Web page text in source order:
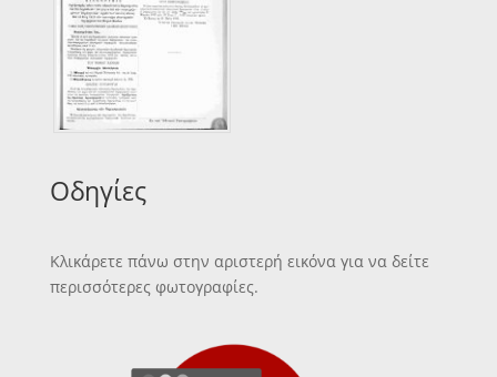
Οδηγίες
Κλικάρετε πάνω στην αριστερή εικόνα για να δείτε
περισσότερες φωτογραφίες.